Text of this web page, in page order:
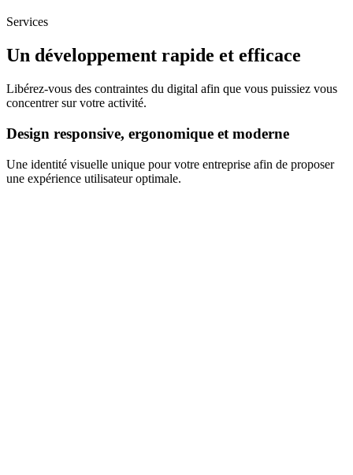
Services
Un développement rapide et efficace
Libérez-vous des contraintes du digital afin que vous puissiez vous
concentrer sur votre activité.
Design responsive, ergonomique et moderne
Une identité visuelle unique pour votre entreprise afin de proposer
une expérience utilisateur optimale.